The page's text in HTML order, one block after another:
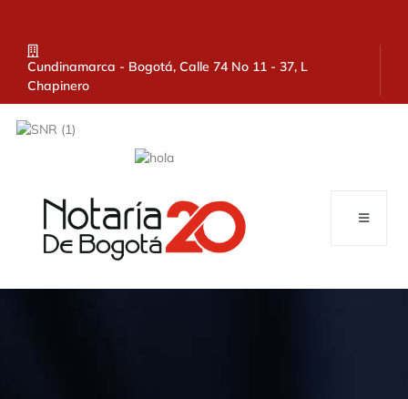
Cundinamarca - Bogotá, Calle 74 No 11 - 37, L
Chapinero